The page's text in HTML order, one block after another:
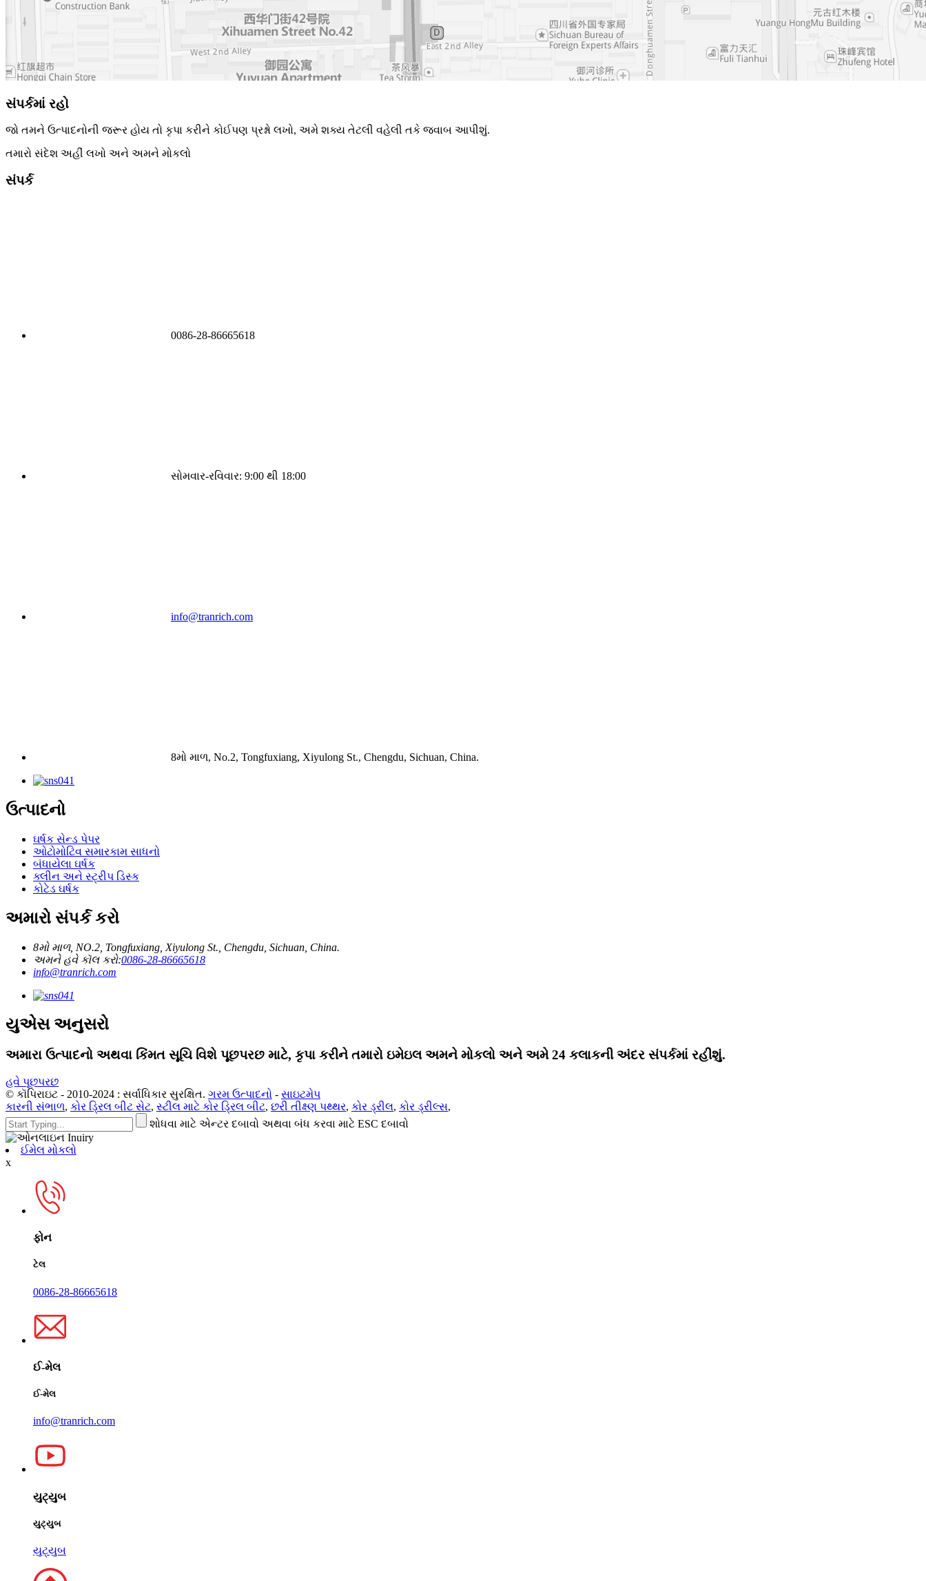
સંપર્કમાં રહો
જો તમને ઉત્પાદનોની જરૂર હોય તો કૃપા કરીને કોઈપણ પ્રશ્નો લખો, અમે શક્ય તેટલી વહેલી તકે જવાબ આપીશું.
તમારો સંદેશ અહીં લખો અને અમને મોકલો
સંપર્ક
0086-28-86665618
સોમવાર-રવિવાર: 9:00 થી 18:00
info@tranrich.com
8મો માળ, No.2, Tongfuxiang, Xiyulong St., Chengdu, Sichuan, China.
ઉત્પાદનો
ઘર્ષક સેન્ડ પેપર
ઓટોમોટિવ સમારકામ સાધનો
બંધાયેલા ઘર્ષક
ક્લીન અને સ્ટ્રીપ ડિસ્ક
કોટેડ ઘર્ષક
અમારો સંપર્ક કરો
8મો માળ, NO.2, Tongfuxiang, Xiyulong St., Chengdu, Sichuan, China.
અમને હવે કૉલ કરો:0086-28-86665618
info@tranrich.com
યુએસ અનુસરો
અમારા ઉત્પાદનો અથવા કિંમત સૂચિ વિશે પૂછપરછ માટે, કૃપા કરીને તમારો ઇમેઇલ અમને મોકલો અને અમે 24 કલાકની અંદર સંપર્કમાં રહીશું.
હવે પૂછપરછ
© કૉપિરાઇટ - 2010-2024 : સર્વાધિકાર સુરક્ષિત. ગરમ ઉત્પાદનો - સાઇટમેપ
કારની સંભાળ, કોર ડ્રિલ બીટ સેટ, સ્ટીલ માટે કોર ડ્રિલ બીટ, છરી તીક્ષ્ણ પથ્થર, કોર ડ્રીલ, કોર ડ્રીલ્સ,
શોધવા માટે એન્ટર દબાવો અથવા બંધ કરવા માટે ESC દબાવો
ઈમેલ મોકલો
x
ફોન
ટેલ
0086-28-86665618
ઈ-મેલ
ઈ-મેલ
info@tranrich.com
યુટ્યુબ
યુટ્યુબ
યુટ્યુબ